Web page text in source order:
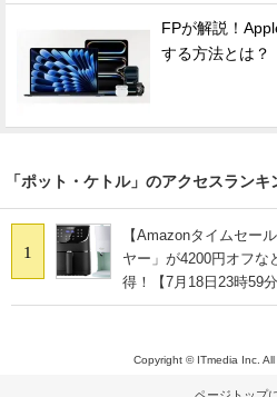
FPが解説！
する方法とは？
「ポット・ケトル」のアクセスランキ
1
【Amazonタイムセー
ヤー」が4200円オフ
得！【7月18日23時59分
Copyright © ITmedia Inc.